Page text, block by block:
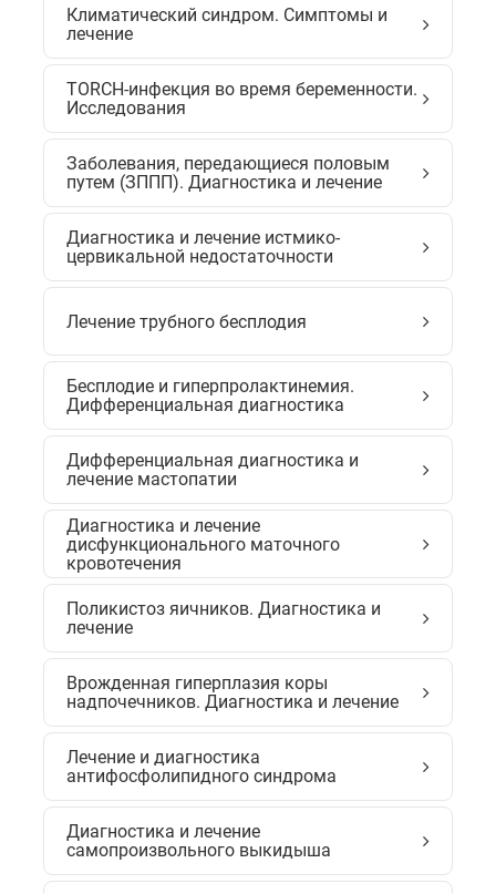
Климатический синдром. Симптомы и
лечение
TORCH-инфекция во время беременности.
Исследования
Заболевания, передающиеся половым
путем (ЗППП). Диагностика и лечение
Диагностика и лечение истмико-
цервикальной недостаточности
Лечение трубного бесплодия
Бесплодие и гиперпролактинемия.
Дифференциальная диагностика
Дифференциальная диагностика и
лечение мастопатии
Диагностика и лечение
дисфункционального маточного
кровотечения
Поликистоз яичников. Диагностика и
лечение
Врожденная гиперплазия коры
надпочечников. Диагностика и лечение
Лечение и диагностика
антифосфолипидного синдрома
Диагностика и лечение
самопроизвольного выкидыша